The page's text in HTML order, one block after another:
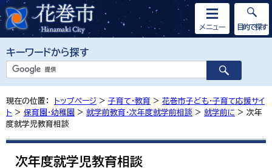
キーワードから探す
メニュー 目的で探す
現在の位置： トップページ > 子育て・教育 > 花巻市子ども・子育て応援サイ
ト > 保育園・幼稚園 > 就学前教育・次年度就学前相談 > 就学前に > 次年
度就学児教育相談
次年度就学児教育相談